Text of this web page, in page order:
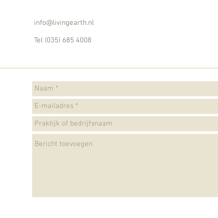
info@livingearth.nl
Tel (035) 685 4008